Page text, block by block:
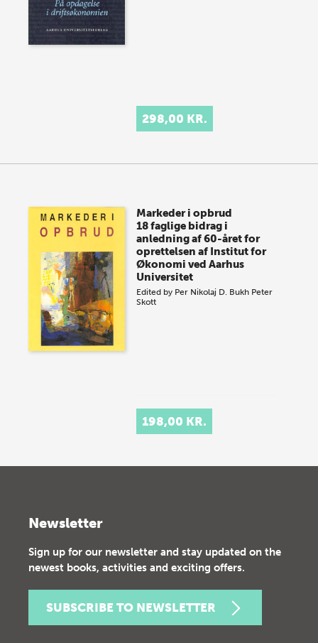
298,00 KR.
Markeder i opbrud
18 faglige bidrag i
anledning af 60-året for
oprettelsen af Institut for
Økonomi ved Aarhus
Universitet
Edited by Per Nikolaj D. Bukh Peter
Skott
198,00 KR.
Newsletter
Sign up for our newsletter and stay updated on the
newest books, activities and exciting offers.
SUBSCRIBE TO NEWSLETTER